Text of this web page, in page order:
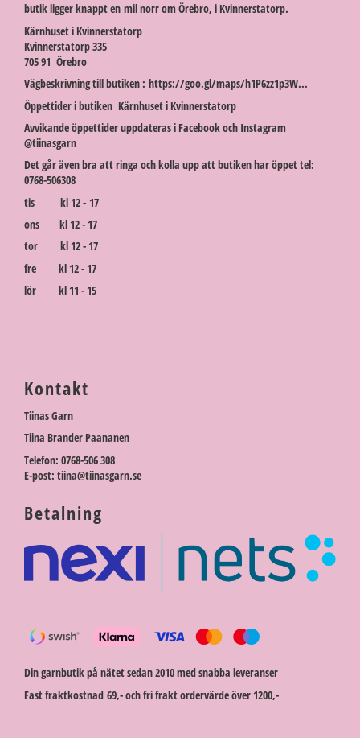
butik ligger knappt en mil norr om Örebro, i Kvinnerstatorp.
Kärnhuset i Kvinnerstatorp
Kvinnerstatorp 335
705 91 Örebro
Vägbeskrivning till butiken : https://goo.gl/maps/h1P6zz1p3W...
Öppettider i butiken Kärnhuset i Kvinnerstatorp
Avvikande öppettider uppdateras i Facebook och Instagram
@tiinasgarn
Det går även bra att ringa och kolla upp att butiken har öppet tel:
0768-506308
tis kl 12 - 17
ons kl 12 - 17
tor kl 12 - 17
fre kl 12 - 17
lör kl 11 - 15
Kontakt
Tiinas Garn
Tiina Brander Paananen
Telefon: 0768-506 308
E-post: tiina@tiinasgarn.se
Betalning
Din garnbutik på nätet sedan 2010 med snabba leveranser
Fast fraktkostnad 69,- och fri frakt ordervärde över 1200,-